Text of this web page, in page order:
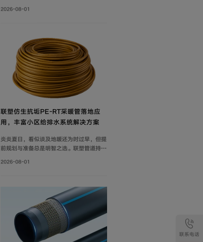
水流传递的给周围环境带来的影响，付诸实
为追求高品质生活的消费者带来福音。
2026-08-01
联塑仿生抗垢PE‑RT采暖管落地应
用，丰富小区给排水系统解决方案
炎炎夏日，看似谈及地暖还为时过早，但提
前规划与准备总是明智之选。联塑管道持续
垢系列家装PE-RT采暖管，既满足家庭冬
2026-08-01
联系电话